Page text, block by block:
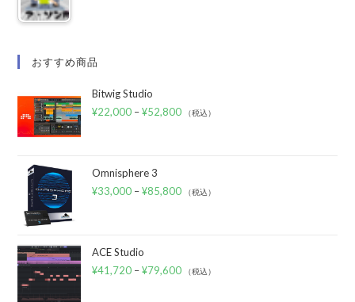
おすすめ商品
Bitwig Studio
¥22,000 –¥52,800 （税込）
Omnisphere 3
¥33,000 –¥85,800 （税込）
ACE Studio
¥41,720 –¥79,600 （税込）